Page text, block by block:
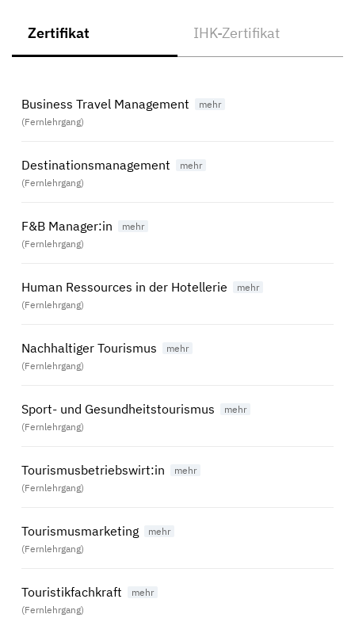
Zertifikat IHK-Zertifikat
Business Travel Management
(Fernlehrgang)
Destinationsmanagement
(Fernlehrgang)
F&B Manager:in
(Fernlehrgang)
Human Ressources in der Hotellerie
(Fernlehrgang)
Nachhaltiger Tourismus
(Fernlehrgang)
Sport- und Gesundheitstourismus
(Fernlehrgang)
Tourismusbetriebswirt:in
(Fernlehrgang)
Tourismusmarketing
(Fernlehrgang)
Touristikfachkraft
(Fernlehrgang)